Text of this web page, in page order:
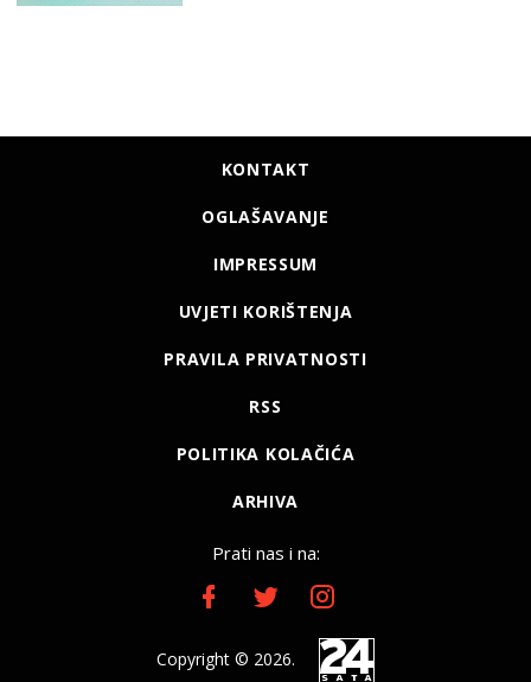
KONTAKT
OGLAŠAVANJE
IMPRESSUM
UVJETI KORIŠTENJA
PRAVILA PRIVATNOSTI
RSS
POLITIKA KOLAČIĆA
ARHIVA
Prati nas i na:
Copyright © 2026.